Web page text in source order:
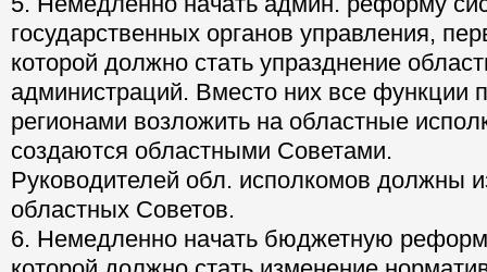
государственных органов управления,
которой должно стать упразднение
администраций. Вместо них все функции
регионами возложить на областные
создаются областными Советами.
Руководителей обл. исполкомов должны
областных Советов.
6. Немедленно начать бюджетную